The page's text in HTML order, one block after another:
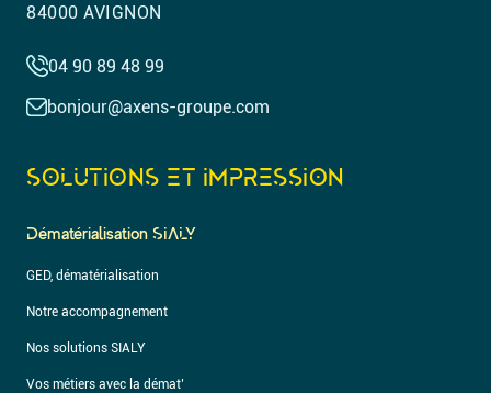
84000 AVIGNON
04 90 89 48 99
bonjour@axens-groupe.com
SOLUTIONS ET IMPRESSION
Dématérialisation SIALY
GED, dématérialisation
Notre accompagnement
Nos solutions SIALY
Vos métiers avec la démat’